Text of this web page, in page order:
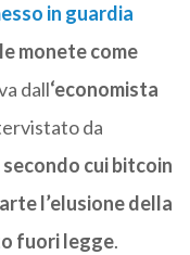
in guardia
monete come
dall‘economista
da
cui bitcoin
l’elusione della
fuori legge.